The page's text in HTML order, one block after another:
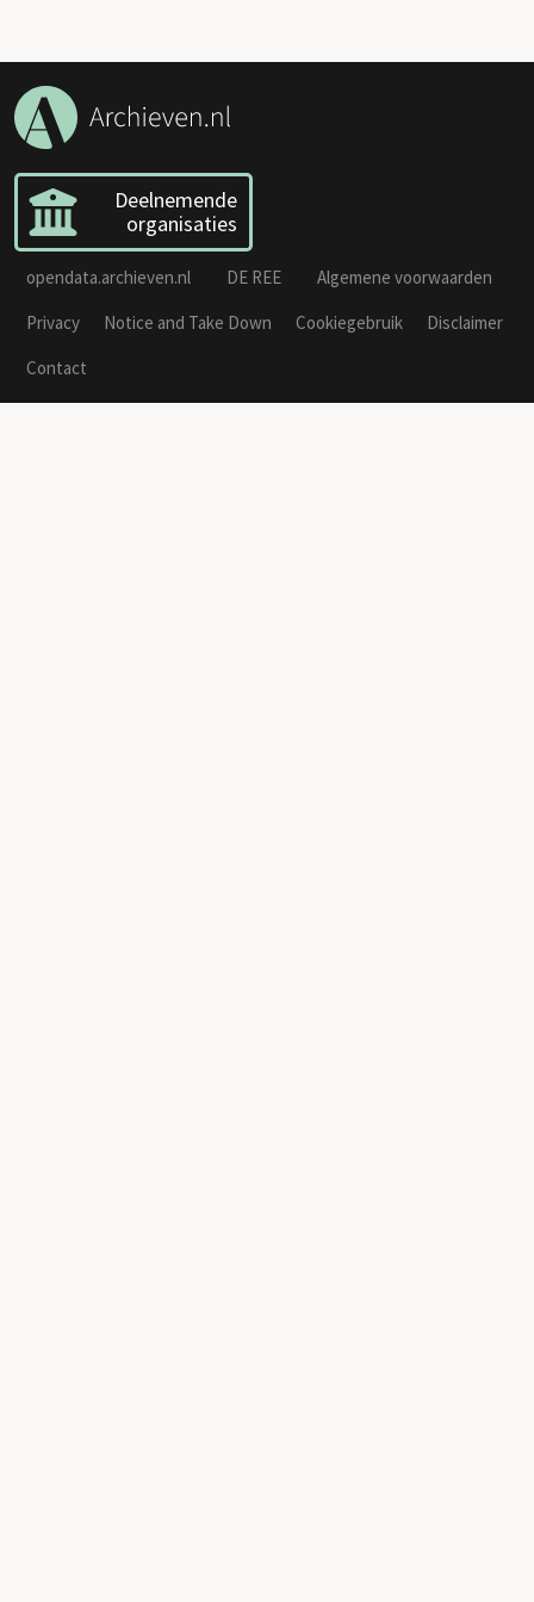
Deelnemende
organisaties
opendata.archieven.nl DE REE
Algemene voorwaarden
Privacy
Notice and Take Down Cookiegebruik
Disclaimer
Contact